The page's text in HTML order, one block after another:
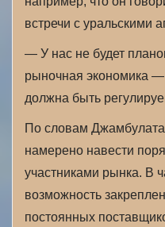
встречи с уральскими
— У нас не будет
рыночная экономика
должна быть
По словам
намерено навести
участниками рынка. В
возможность
постоянных